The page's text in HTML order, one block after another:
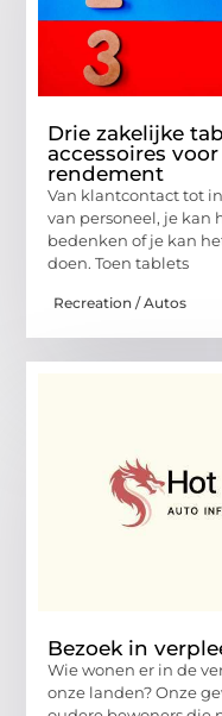
Drie zakelijke
accessoires
rendement
Van klantcontact tot
van personeel, je kan
bedenken of je kan
doen. Toen tablets
Recreation / Autos
Bezoek in
Wie wonen er in de
onze landen? Onze